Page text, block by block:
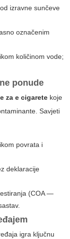
izravne sunčeve
označenim
količinom vode;
ponude
za e cigarete koje
Savjeti
povrata i
deklaracije
(COA —
igra ključnu